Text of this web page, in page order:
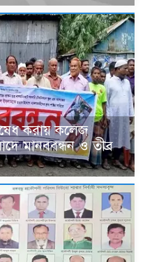
করায় কলেজ
মানববন্ধন ও তীব্র